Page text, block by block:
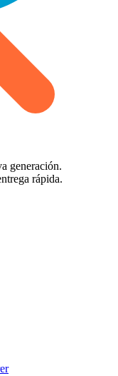
generación.
rápida.